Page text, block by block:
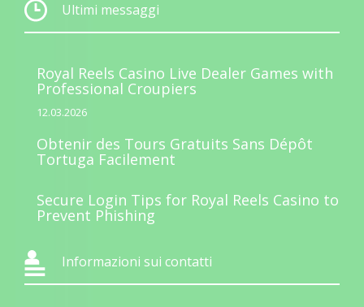
Ultimi messaggi
Royal Reels Casino Live Dealer Games with
Professional Croupiers
12.03.2026
Obtenir des Tours Gratuits Sans Dépôt
Tortuga Facilement
Secure Login Tips for Royal Reels Casino to
Prevent Phishing
Informazioni sui contatti